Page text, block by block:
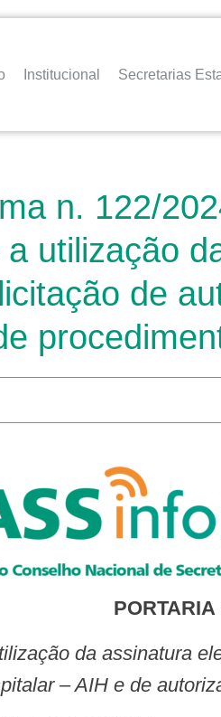
Institucional Secretarias
n. 122/
utilização
de
PORTARIA
– AIH e de